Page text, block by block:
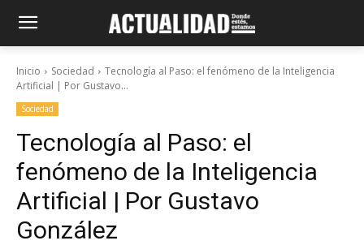
Inicio Sociedad
Tecnología al Paso: el fenómeno de la Inteligencia
Artificial | Por Gustavo...
Sociedad
Tecnología al Paso: el
fenómeno de la Inteligencia
Artificial | Por Gustavo
González